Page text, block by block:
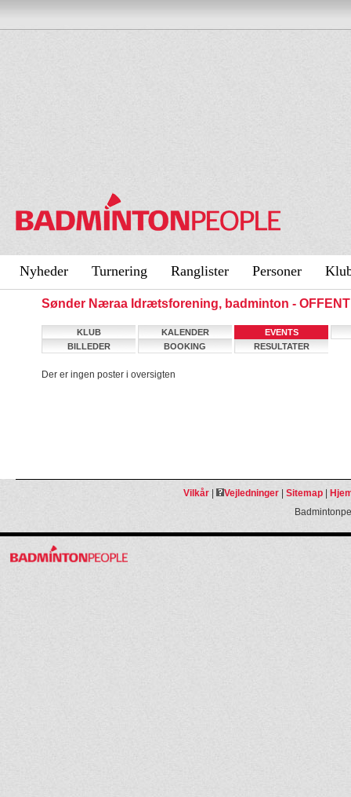
Nyheder Turnering Ranglister Personer
Sønder Næraa Idrætsforening, badminton -
KLUB KALENDER
EVENTS
BILLEDER
BOOKING RESULTATER
Der er ingen poster i oversigten
Vilkår| Vejledninger| Sitemap|